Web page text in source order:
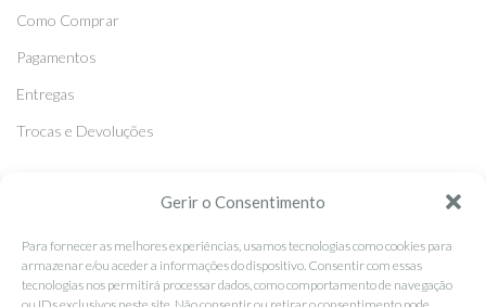
Gerir o Consentimento
Para fornecer as melhores experiências, usamos tecnologias como cookies para
armazenar e/ou aceder a informações do dispositivo. Consentir com essas
tecnologias nos permitirá processar dados, como comportamento de navegação
Como Comprar
Pagamentos
Entregas
Trocas e Devoluções
Facebook
Instagram